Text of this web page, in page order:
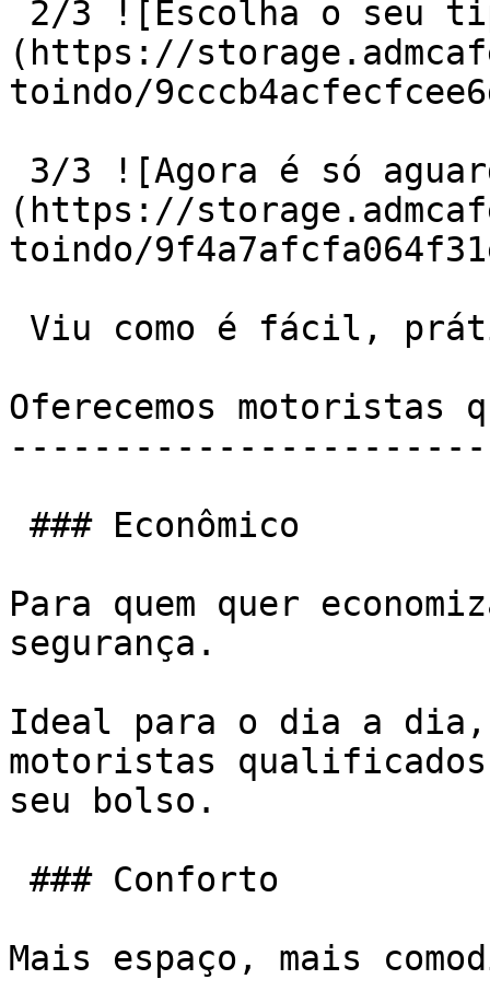
(https://
toindo/
(https://
toindo/
Oferecemos motoristas
Para quem quer
segurança.
Ideal para o dia a dia,
motoristas
seu bolso.
Mais espaço, mais